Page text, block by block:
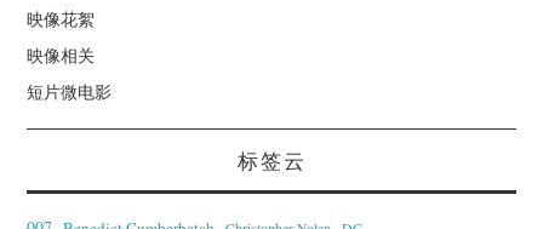
映像花絮
映像相关
短片微电影
标签云